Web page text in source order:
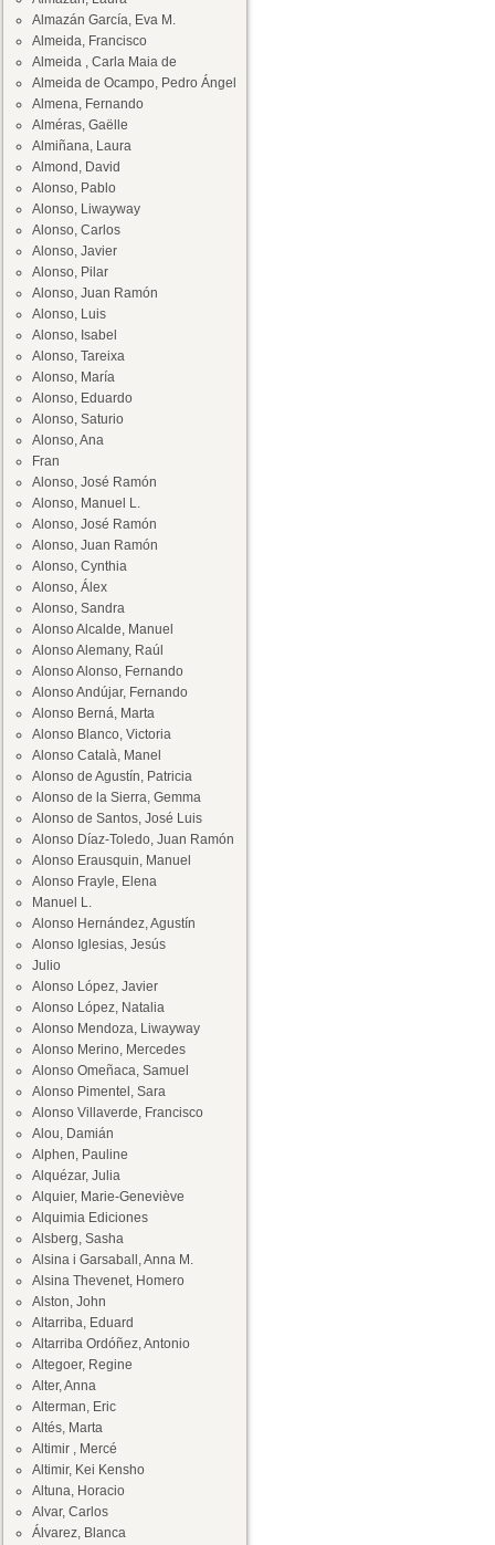
Almazán García, Eva M.
Almeida, Francisco
Almeida , Carla Maia de
Almeida de Ocampo, Pedro Ángel
Almena, Fernando
Alméras, Gaëlle
Almiñana, Laura
Almond, David
Alonso, Pablo
Alonso, Liwayway
Alonso, Carlos
Alonso, Javier
Alonso, Pilar
Alonso, Juan Ramón
Alonso, Luis
Alonso, Isabel
Alonso, Tareixa
Alonso, María
Alonso, Eduardo
Alonso, Saturio
Alonso, Ana
Fran
Alonso, José Ramón
Alonso, Manuel L.
Alonso, José Ramón
Alonso, Juan Ramón
Alonso, Cynthia
Alonso, Álex
Alonso, Sandra
Alonso Alcalde, Manuel
Alonso Alemany, Raúl
Alonso Alonso, Fernando
Alonso Andújar, Fernando
Alonso Berná, Marta
Alonso Blanco, Victoria
Alonso Català, Manel
Alonso de Agustín, Patricia
Alonso de la Sierra, Gemma
Alonso de Santos, José Luis
Alonso Díaz-Toledo, Juan Ramón
Alonso Erausquin, Manuel
Alonso Frayle, Elena
Manuel L.
Alonso Hernández, Agustín
Alonso Iglesias, Jesús
Julio
Alonso López, Javier
Alonso López, Natalia
Alonso Mendoza, Liwayway
Alonso Merino, Mercedes
Alonso Omeñaca, Samuel
Alonso Pimentel, Sara
Alonso Villaverde, Francisco
Alou, Damián
Alphen, Pauline
Alquézar, Julia
Alquier, Marie-Geneviève
Alquimia Ediciones
Alsberg, Sasha
Alsina i Garsaball, Anna M.
Alsina Thevenet, Homero
Alston, John
Altarriba, Eduard
Altarriba Ordóñez, Antonio
Altegoer, Regine
Alter, Anna
Alterman, Eric
Altés, Marta
Altimir , Mercé
Altimir, Kei Kensho
Altuna, Horacio
Alvar, Carlos
Álvarez, Blanca